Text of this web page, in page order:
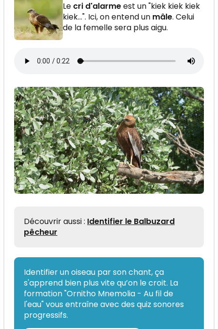
Le cri d'alarmeest un "kiek kiek kiek
kiek…". Ici, on entend un mâle. Celui
de la femelle sera plus aigu.
Découvrir aussi : Identifier le Balbuzard
pêcheur
Identifier un oiseau par son chant, ça
s'apprend bien plus vite qu’on le croit. La
formation "Ornitho Mnemolia - Au fil de
l'eau" vous entraîne avec des quiz sonores
progressifs.